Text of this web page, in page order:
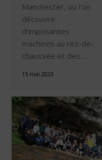
Manchester, où l’on
découvre
d’imposantes
machines au rez-de-
chaussée et des …
15 mai 2023